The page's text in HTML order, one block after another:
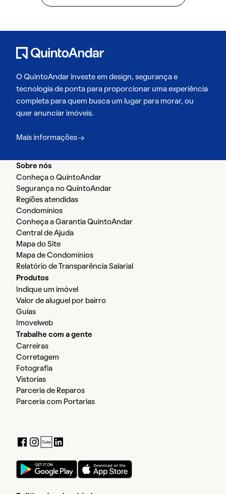
Sobre nós
Conheça o QuintoAndar
Segurança no QuintoAndar
Regiões atendidas
Condomínios
Conheça a Garantia QuintoAndar
Central de Ajuda
Mapa do Site
Mapa de Condomínios
Relatório de Transparência Salarial
Produtos
Indique um imóvel
Valor de aluguel por bairro
Guias
Imovelweb
Trabalhe com a gente
Carreiras
Corretagem
Fotografia
Vistorias
Parceria de Reparos
Parceria com Portarias
O QuintoAndar investe em design, segurança e
tecnologia de ponta para proporcionar uma experiência
completa para quem busca um lugar para morar, ou
quer anunciar imóveis.
Mais informações